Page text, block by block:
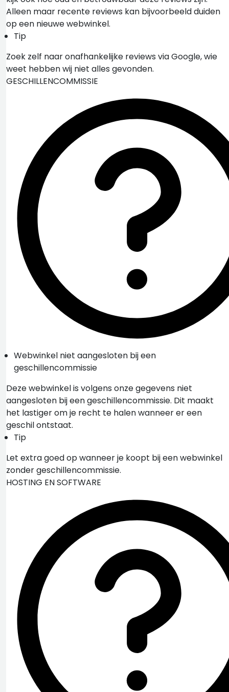
Alleen maar recente reviews kan bijvoorbeeld duiden
op een nieuwe webwinkel.
Tip
Zoek zelf naar onafhankelijke reviews via Google, wie
weet hebben wij niet alles gevonden.
GESCHILLENCOMMISSIE
Webwinkel niet aangesloten bij een
geschillencommissie
Deze webwinkel is volgens onze gegevens niet
aangesloten bij een geschillencommissie. Dit maakt
het lastiger om je recht te halen wanneer er een
geschil ontstaat.
Tip
Let extra goed op wanneer je koopt bij een webwinkel
zonder geschillencommissie.
HOSTING EN SOFTWARE